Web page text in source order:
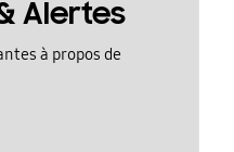
Alertes
à propos de